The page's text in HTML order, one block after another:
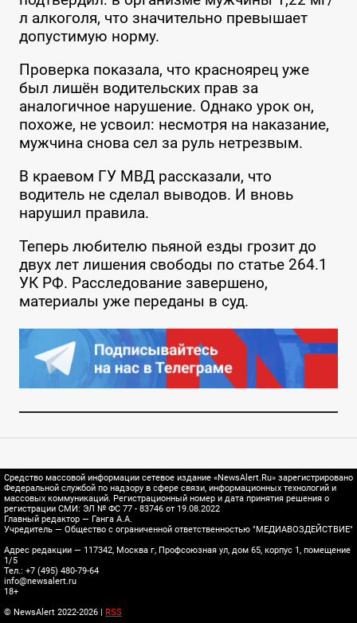
л алкоголя, что значительно превышает
допустимую норму.
Проверка показала, что красноярец уже
был лишён водительских прав за
аналогичное нарушение. Однако урок он,
похоже, не усвоил: несмотря на наказание,
мужчина снова сел за руль нетрезвым.
В краевом ГУ МВД рассказали, что
водитель не сделал выводов. И вновь
нарушил правила.
Теперь любителю пьяной езды грозит до
двух лет лишения свободы по статье 264.1
УК РФ. Расследование завершено,
материалы уже переданы в суд.
Средство массовой информации сетевое издание «NewsAlert.Ru» зарегистрировано
Федеральной службой по надзору в сфере связи, информационных технологий и
массовых коммуникаций. Регистрационный номер и дата принятия решения о
регистрации СМИ: ЭЛ № ФС 77 - 83746 от 19.08.2022
Главный редактор — Ганга А.А.
Учредитель — Общество с ограниченной ответственностью "МЕДИАВОЗДЕЙСТВИЕ"
Адрес редакции — 117342, Москва г, Профсоюзная ул, дом 65, корпус 1, помещение
1/5
Тел.: +7 (495) 480-79-64
info@newsalert.ru
18+
© NewsAlert 2022-2026 |
RSS